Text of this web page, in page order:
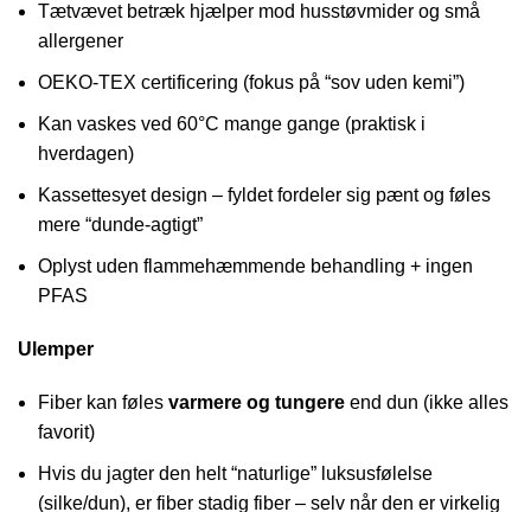
Tætvævet betræk hjælper mod husstøvmider og små
allergener
OEKO-TEX certificering (fokus på “sov uden kemi”)
Kan vaskes ved 60°C mange gange (praktisk i
hverdagen)
Kassettesyet design – fyldet fordeler sig pænt og føles
mere “dunde-agtigt”
Oplyst uden flammehæmmende behandling + ingen
PFAS
Ulemper
Fiber kan føles varmere og tungere end dun (ikke alles
favorit)
Hvis du jagter den helt “naturlige” luksusfølelse
(silke/dun), er fiber stadig fiber – selv når den er virkelig